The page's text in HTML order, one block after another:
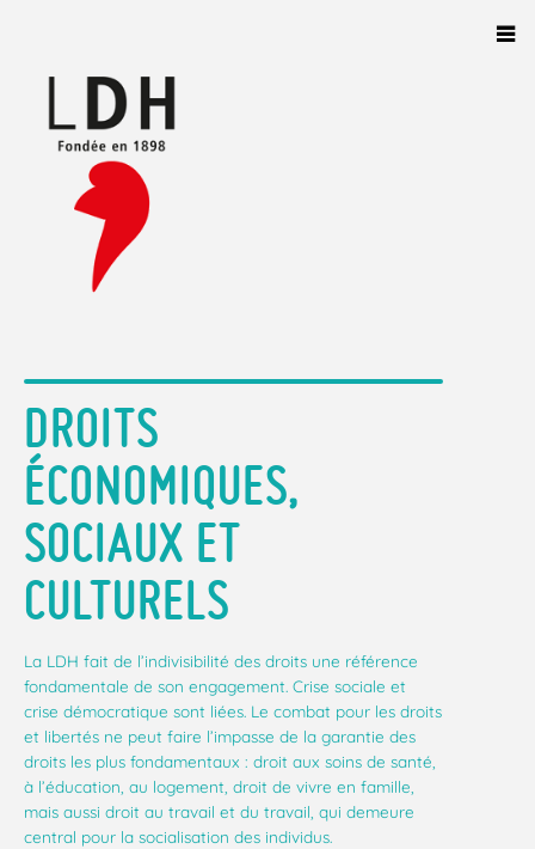
DROITS
ÉCONOMIQUES,
SOCIAUX ET
CULTURELS
La LDH fait de l’indivisibilité des droits une référence
fondamentale de son engagement. Crise sociale et
crise démocratique sont liées. Le combat pour les droits
et libertés ne peut faire l’impasse de la garantie des
droits les plus fondamentaux : droit aux soins de santé,
à l’éducation, au logement, droit de vivre en famille,
mais aussi droit au travail et du travail, qui demeure
central pour la socialisation des individus.